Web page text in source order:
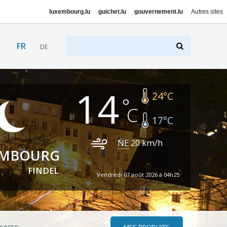
luxembourg.lu guichet.lu gouvernement.lu Autres sites
FR DE
FINDEL
14 24°C
17°C
NE 20km/h
Vendredi 07 août 2026 à 04h25